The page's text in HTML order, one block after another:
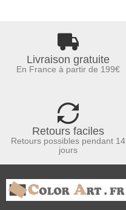
Livraison gratuite
En France à partir de 199€
Retours faciles
Retours possibles pendant 14
jours